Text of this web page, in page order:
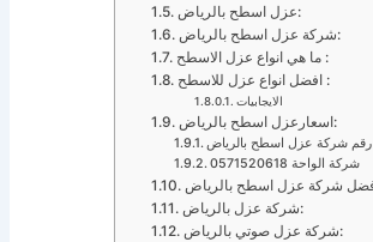
عزل اسطح بالرياض:
شركة عزل اسطح بالرياض:
ما هي انواع عزل الاسطح :
افضل انواع عزل للاسطح :
الايجابيات
اسعارعزل اسطح بالرياض:
رقم شركة عزل اسطح بالرياض
شركة الواحة 0571520618
شركة عزل بالرياض:
شركة عزل صوتي بالرياض: